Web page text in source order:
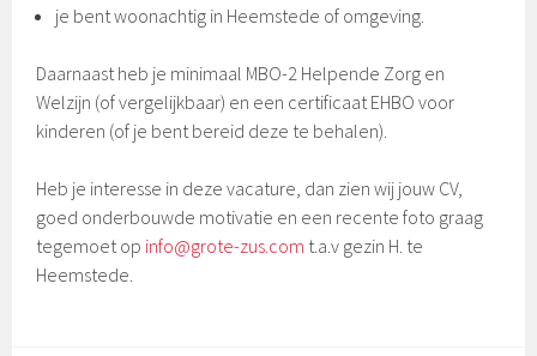
je bent woonachtig in Heemstede of omgeving.
Daarnaast heb je minimaal MBO-2 Helpende Zorg en
Welzijn (of vergelijkbaar) en een certificaat EHBO voor
kinderen (of je bent bereid deze te behalen).
Heb je interesse in deze vacature, dan zien wij jouw CV,
goed onderbouwde motivatie en een recente foto graag
tegemoet op info@grote-zus.com t.a.v gezin H. te
Heemstede.